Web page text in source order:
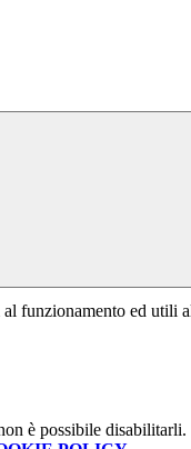
funzionamento ed utili
è possibile disabilitarli.